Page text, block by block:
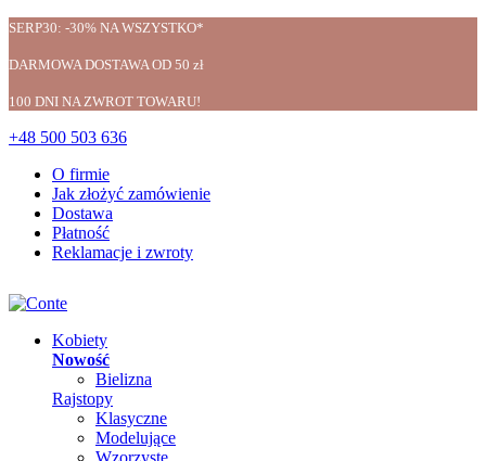
SERP30: -30% NA WSZYSTKO*
DARMOWA DOSTAWA OD 50 zł
100 DNI NA ZWROT TOWARU!
+48 500 503 636
O firmie
Jak złożyć zamówienie
Dostawa
Płatność
Reklamacje i zwroty
Kobiety
Nowość
Bielizna
Rajstopy
Klasyczne
Modelujące
Wzorzyste